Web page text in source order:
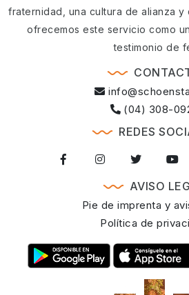
fraternidad, una cultura de alianza y
ofrecemos este servicio como
testimonio de
(04) 308-
REDES
AVISO
Pie de imprenta y
Política de